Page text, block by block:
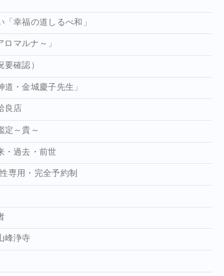
幸福の道しるべ和」
マルナ～」
確認）
・金城慶子先生」
良店
定～貴～
・過去・前世
専用・完全予約制
峰浄寺